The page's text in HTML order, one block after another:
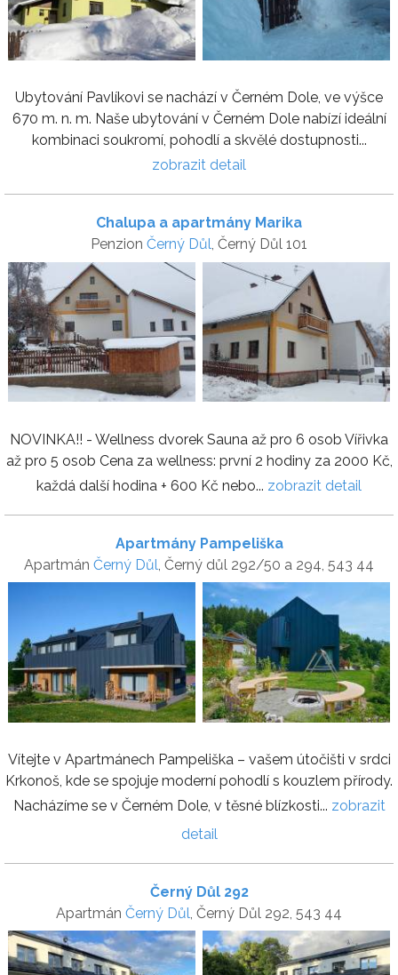
Ubytování Pavlíkovi se nachází v Černém Dole, ve výšce
670 m. n. m. Naše ubytování v Černém Dole nabízí ideální
kombinaci soukromí, pohodlí a skvělé dostupnosti...
zobrazit detail
Chalupa a apartmány Marika
Penzion Černý Důl, Černý Důl 101
NOVINKA!! - Wellness dvorek Sauna až pro 6 osob Vířivka
až pro 5 osob Cena za wellness: první 2 hodiny za 2000 Kč,
každá další hodina + 600 Kč nebo... zobrazit detail
Apartmány Pampeliška
Apartmán Černý Důl , Černý důl 292/50 a 294, 543 44
Vítejte v Apartmánech Pampeliška – vašem útočišti v srdci
Krkonoš, kde se spojuje moderní pohodlí s kouzlem přírody.
Nacházíme se v Černém Dole, v těsné blízkosti... zobrazit
detail
Černý Důl 292
Apartmán Černý Důl , Černý Důl 292, 543 44